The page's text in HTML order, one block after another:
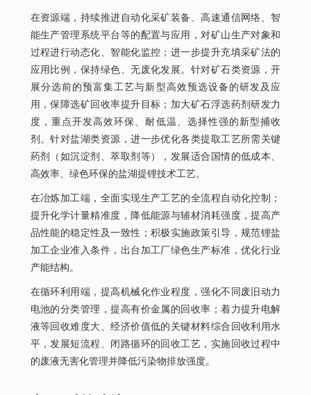
在资源端，持续推进自动化采矿装备、高速通信网络、智
能生产管理系统平台等的配置与应用，对矿山生产对象和
过程进行动态化、智能化监控；进一步提升充填采矿法的
应用比例，保持绿色、无废化发展。针对矿石类资源，开
展分选前的预富集工艺与新型高效预选设备的研发及应
用，保障选矿回收率提升目标；加大矿石浮选药剂研发力
度，重点开发高效环保、耐低温、选择性强的新型捕收
剂。针对盐湖类资源，进一步优化各类提取工艺所需关键
药剂（如沉淀剂、萃取剂等），发展适合国情的低成本、
高效率、绿色环保的盐湖提锂技术工艺。
在冶炼加工端，全面实现生产工艺的全流程自动化控制；
提升化学计量精准度，降低能源与辅材消耗强度，提高产
品性能的稳定性及一致性；积极实施政策引导，规范锂盐
加工企业准入条件，出台加工厂绿色生产标准，优化行业
产能结构。
在循环利用端，提高机械化作业程度，强化不同废旧动力
电池的分类管理，提高有价金属的回收率；着力提升电解
液等回收难度大、经济价值低的关键材料综合回收利用水
平，发展短流程、闭路循环的回收工艺，实施回收过程中
的废液无害化管理并降低污染物排放强度。